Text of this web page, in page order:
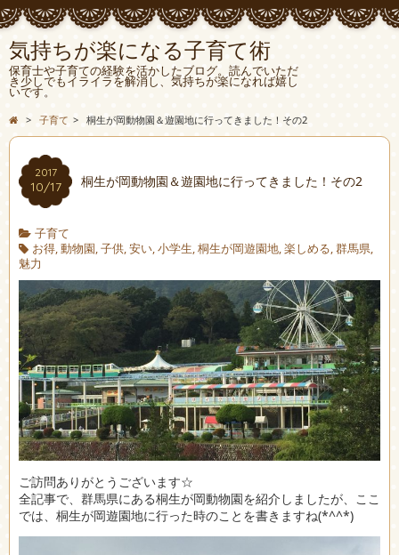
気持ちが楽になる子育て術
保育士や子育ての経験を活かしたブログ。読んでいただ
き少しでもイライラを解消し、気持ちが楽になれば嬉し
いです。
> 子育て > 桐生が岡動物園＆遊園地に行ってきました！その2
2017
10/17 桐生が岡動物園＆遊園地に行ってきました！その2
子育て
お得,動物園,子供,安い,小学生,桐生が岡遊園地,楽しめる,群馬県,
魅力
ご訪問ありがとうございます☆
全記事で、群馬県にある桐生が岡動物園を紹介しましたが、ここ
では、桐生が岡遊園地に行った時のことを書きますね(*^^*)